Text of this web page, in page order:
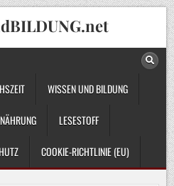
WISSEN UND BILDUNG
LESESTOFF
COOKIE-RICHTLINIE (EU)